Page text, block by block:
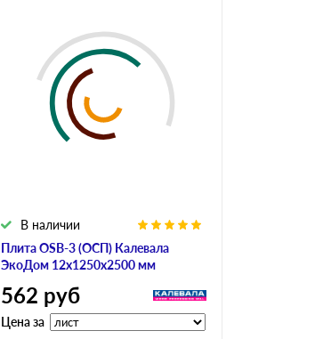
Плита OSB-3 (ОСП) Калевала
ЭкоДом 12х1250х2500 мм
В наличии
562 руб
Цена за